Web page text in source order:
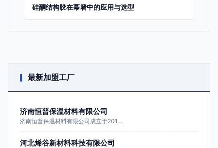
硅酮结构胶在幕墙中的应用与选型
最新加盟工厂
济南恒普保温材料有限公司
济南恒普保温材料有限公司成立于201…
河北烯谷新材料科技有限公司